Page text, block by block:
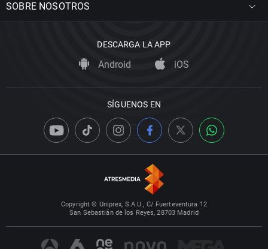
SOBRE NOSOTROS
DESCARGA LA APP
Android iOS
SÍGUENOS EN
Copyright © Uniprex, S.A.U., C/ Fuerteventura 12
San Sebastián de los Reyes, 28703 Madrid